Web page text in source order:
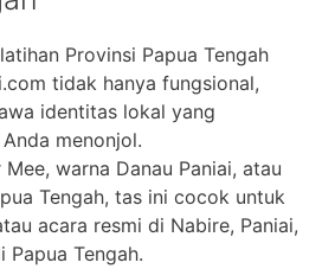
Provinsi Papua Tengah
tidak hanya fungsional,
identitas lokal yang
menonjol.
warna Danau Paniai, atau
Tengah, tas ini cocok untuk
acara resmi di Nabire, Paniai,
Papua Tengah.